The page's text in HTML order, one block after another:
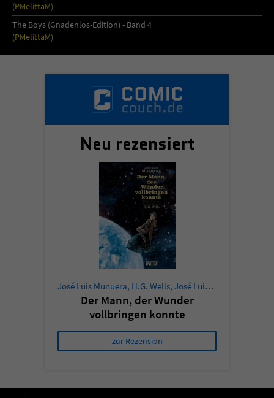
(PMelittaM)
The Boys (Gnadenlos-Edition) - Band 4
(PMelittaM)
Neu rezensiert
José Luis Munuera, H.G. Wells, José Luis Munuera
Der Mann, der Wunder
vollbringen konnte
zur Rezension